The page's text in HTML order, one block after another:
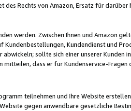
Rechts von Amazon, Ersatz für darüber
werden. Zwischen Ihnen und Amazon
Kundendienst und
sollte sich einer unserer Kunden
dass er für Kundenservice-
teilnehmen und Ihre Website
gegen anwendbare gesetzliche